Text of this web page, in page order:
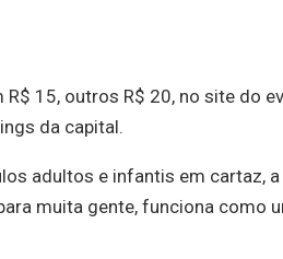
15, outros R$ 20, no site do
da capital.
adultos e infantis em cartaz,
muita gente, funciona como